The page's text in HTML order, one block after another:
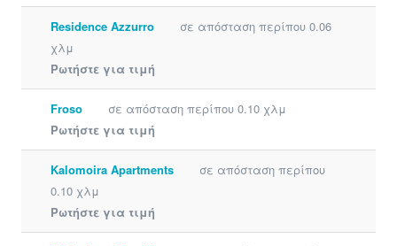
Residence Azzurro
σε απόσταση περίπου 0.06
χλμ
Ρωτήστε για τιμή
Froso
σε απόσταση περίπου 0.10 χλμ
Ρωτήστε για τιμή
Kalomoira Apartments
σε απόσταση περίπου
0.10 χλμ
Ρωτήστε για τιμή